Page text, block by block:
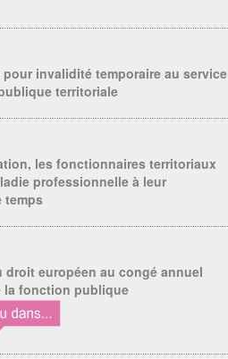
invalidité temporaire au service
territoriale
les fonctionnaires territoriaux
professionnelle à leur
temps
européen au congé annuel
la fonction publique